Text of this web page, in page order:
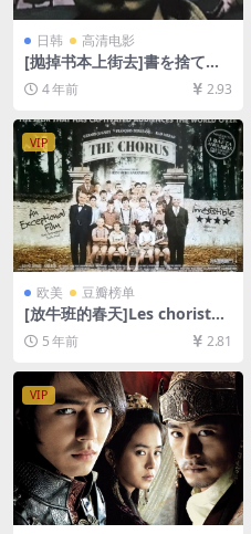
日韩 高清电影
[抛掉书本上街去]書を捨てよ
町へ出よう (1971)[百度网盘
+迅雷云盘资源1080P超清未
4 年前 2.93
VIP
欧美 豆瓣榜单
[放牛班的春天]Les choristes
(2004)[百度网盘+迅雷云盘资
源1080P超清未删减][MP4/6.
2GB][中文字幕]
5 年前 2.81
VIP